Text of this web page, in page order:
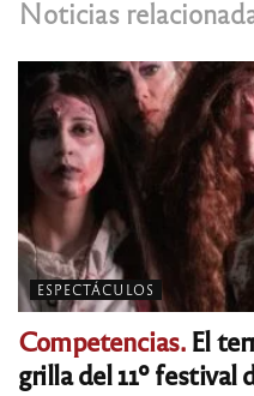
Noticias
ESPECTÁCULOS
Competencias.El
grilla del 11º festival